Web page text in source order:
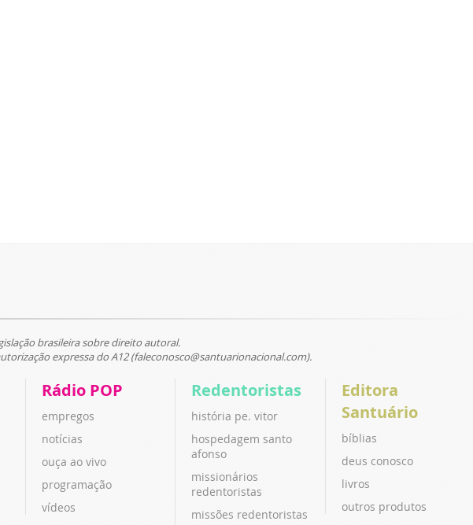
brasileira sobre direito autoral.
expressa do A12 (faleconosco@santuarionacional.com).
Rádio POP
empregos
notícias
ouça ao vivo
programação
vídeos
Redentoristas
história pe. vitor
hospedagem santo
afonso
missionários
redentoristas
missões redentoristas
Editora
Santuário
bíblias
deus conosco
livros
outros produtos